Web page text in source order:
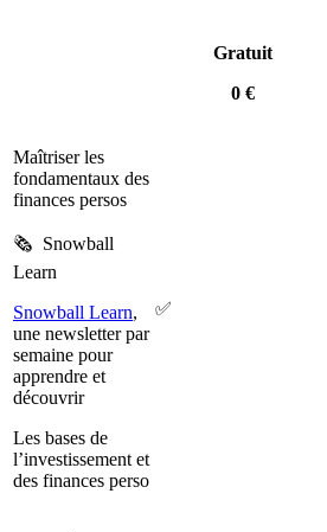
Gratuit
0 €
Maîtriser les
fondamentaux des
finances persos
🗞️ Snowball
Learn
Snowball Learn,
une newsletter par
semaine pour
apprendre et
découvrir
Les bases de
l’investissement et
des finances perso
✅